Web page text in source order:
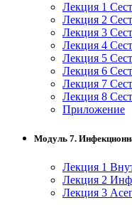
Лекция 1
Лекция 2
Лекция 3
Лекция 4
Лекция 5
Лекция 6
Лекция 7
Лекция 8
Приложение
Модуль 7.
Лекция 1
Лекция 2
Лекция 3